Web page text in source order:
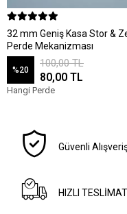
32 mm Geniş Kasa Stor &
Perde Mekanizması
%20
100,00 TL
80,00 TL
Hangi Perde
Güvenli
HIZLI TESLİMAT